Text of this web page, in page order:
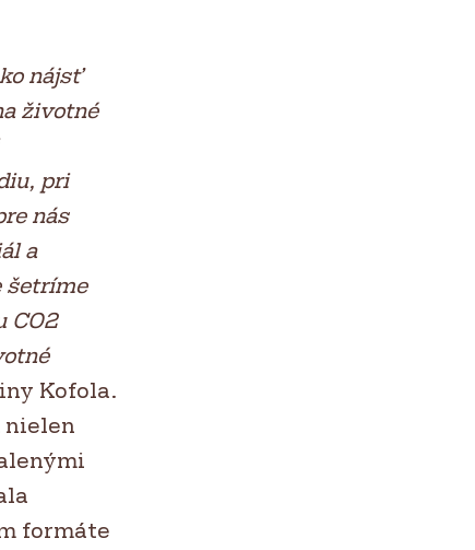
nájsť
životné
pri
nás
a
šetríme
CO2
Kofola.
nielen
formáte